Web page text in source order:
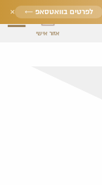
אזור אישי
לפרטים בוואטסאפ ← ×